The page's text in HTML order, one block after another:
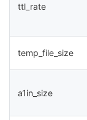
ttl_rate
temp_file_size
a1in_size